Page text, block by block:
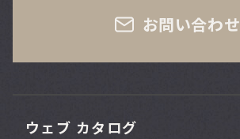
お問い合わせ
ウェブ カタログ